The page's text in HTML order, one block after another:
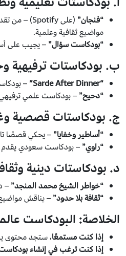
“فنجان” (على Spotify) – من تقديم
مواضيع ثقافية وعلمية.
“بودكاست سؤال” – يجيب على
ب. بودكاستات ترفيهية
“Sarde After Dinner”
–
“دحيح” – بودكاست علمي
ج. بودكاستات قصصية
“أساطير وخفايا” – يحكي قصصًا
“راوي” – بودكاست سعودي
د. بودكاستات دينية
“خواطر الشيخ محمد المنجد” –
“ثقافة بلا حدود” – يناقش
الخلاصة: البودكاست
إذا كنت مستمعًا، ستجد محتوى
إذا كنت ترغب في إنشاء